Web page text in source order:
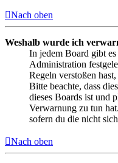
Nach oben
Weshalb wurde ich
In jedem Board gibt
Administration
Regeln verstoßen
Bitte beachte, dass
dieses Boards ist und
Verwarnung zu tun
sofern du die nicht
Nach oben